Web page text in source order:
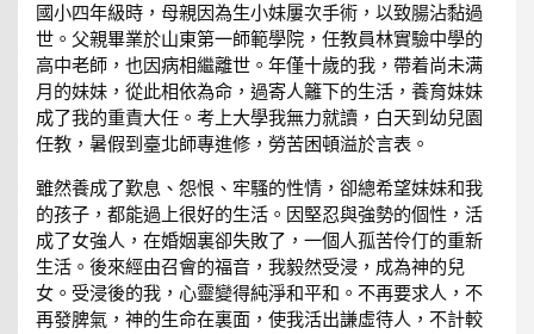
國小四年級時，母親因為生小妹屢次手術，以致腸沾黏過
世。父親畢業於山東第一師範學院，任教員林實驗中學的
高中老師，也因病相繼離世。年僅十歲的我，帶着尚未满
月的妹妹，從此相依為命，過寄人籬下的生活，養育妹妹
成了我的重責大任。考上大學我無力就讀，白天到幼兒園
任教，暑假到臺北師專進修，勞苦困頓溢於言表。
雖然養成了歎息、怨恨、牢騷的性情，卻總希望妹妹和我
的孩子，都能過上很好的生活。因堅忍與強勢的個性，活
成了女強人，在婚姻裏卻失敗了，一個人孤苦伶仃的重新
生活。後來經由召會的福音，我毅然受浸，成為神的兒
女。受浸後的我，心靈變得純淨和平和。不再要求人，不
再發脾氣，神的生命在裏面，使我活出謙虛待人，不計較